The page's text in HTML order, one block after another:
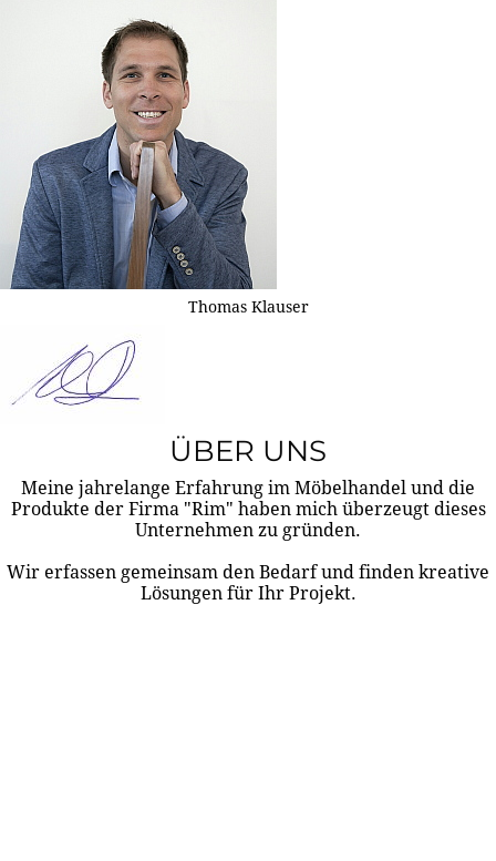
Thomas Klauser
ÜBER UNS
Meine jahrelange Erfahrung im Möbelhandel und die
Produkte der Firma "Rim" haben mich überzeugt dieses
Unternehmen zu gründen.
Wir erfassen gemeinsam den Bedarf und finden kreative
Lösungen für Ihr Projekt.